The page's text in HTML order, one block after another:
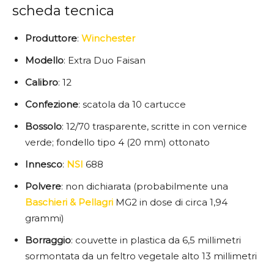
scheda tecnica
Produttore: Winchester
Modello: Extra Duo Faisan
Calibro: 12
Confezione: scatola da 10 cartucce
Bossolo: 12/70 trasparente, scritte in con vernice
verde; fondello tipo 4 (20 mm) ottonato
Innesco: NSI 688
Polvere: non dichiarata (probabilmente una
Baschieri & Pellagri MG2 in dose di circa 1,94
grammi)
Borraggio: couvette in plastica da 6,5 millimetri
sormontata da un feltro vegetale alto 13 millimetri